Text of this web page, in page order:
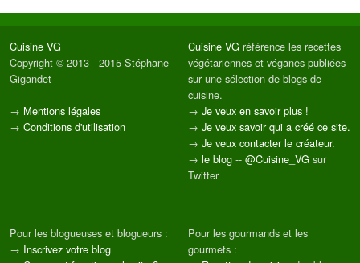
Cuisine VG
Copyright © 2013 - 2015 Stéphane
Gigandet
→ Mentions légales
→ Conditions d'utilisation
Cuisine VG référence les recettes
végétariennes et véganes publiées
sur une sélection de blogs de
cuisine.
→ Je veux en savoir plus !
→ Je veux savoir qui a créé ce site.
→ Je veux contacter le créateur.
→ le blog -- @Cuisine_VG sur
Twitter
Pour les blogueuses et blogueurs :
→ Inscrivez votre blog
Pour les gourmands et les
gourmets :